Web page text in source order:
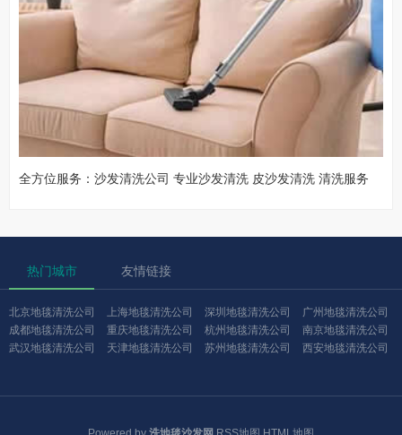
全方位服务：沙发清洗公司 专业沙发清洗 皮沙发清洗 清洗服务
热门城市 友情链接
北京地毯清洗公司 上海地毯清洗公司 深圳地毯清洗公司
广州地毯清洗公司
成都地毯清洗公司
重庆地毯清洗公司 杭州地毯清洗公司
南京地毯清洗公司
武汉地毯清洗公司
天津地毯清洗公司 苏州地毯清洗公司 西安地毯清洗公司